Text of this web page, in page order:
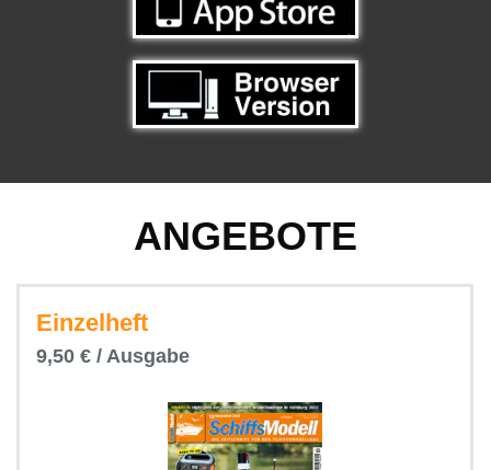
ANGEBOTE
Einzelheft
9,50 € / Ausgabe